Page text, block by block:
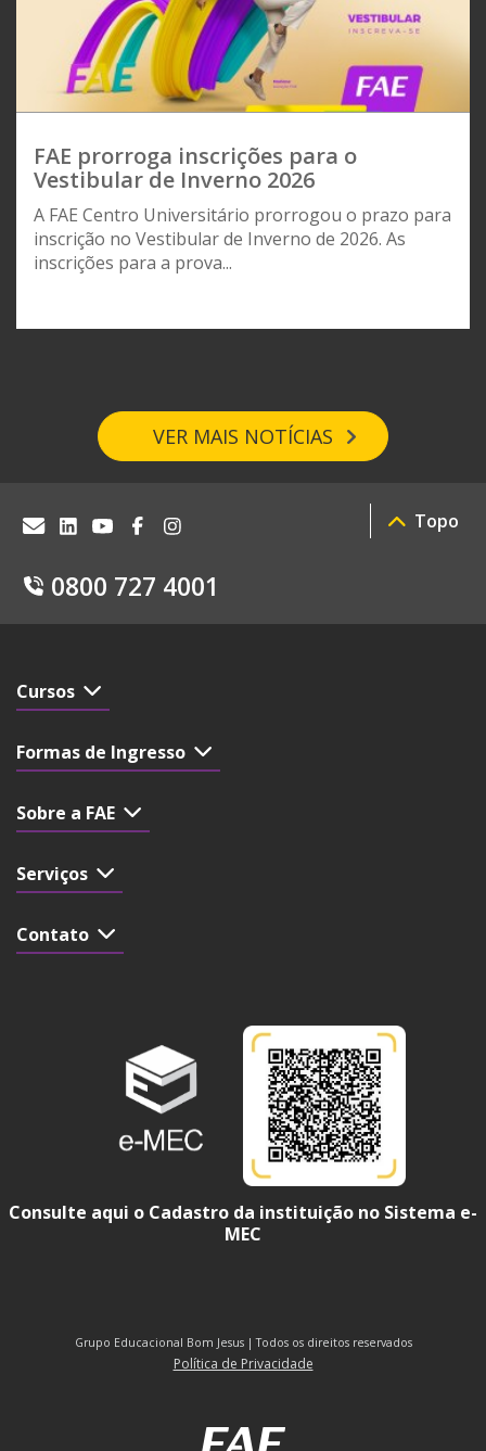
FAE prorroga inscrições para o
Vestibular de Inverno 2026
A FAE Centro Universitário prorrogou o prazo para
inscrição no Vestibular de Inverno de 2026. As
inscrições para a prova...
VER MAIS NOTÍCIAS
0800 727 4001
Topo
Cursos
Formas de Ingresso
Sobre a FAE
Serviços
Contato
Consulte aqui o Cadastro da instituição no Sistema e-
MEC
Grupo Educacional Bom Jesus | Todos os direitos reservados
Política de Privacidade